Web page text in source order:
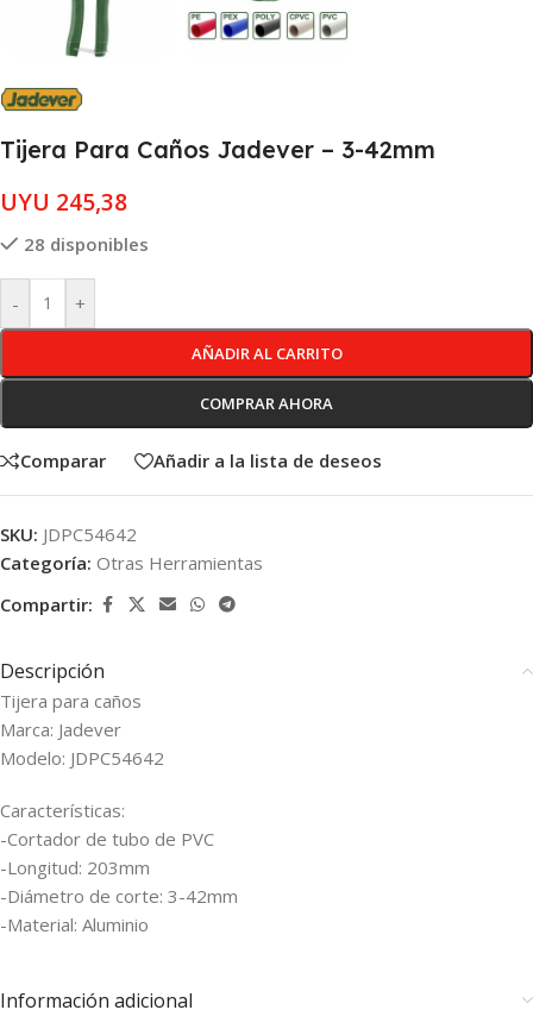
Tijera Para Caños Jadever – 3-42mm
UYU 245,38
28 disponibles
- +
AÑADIR AL CARRITO
COMPRAR AHORA
Comparar Añadir a la lista de deseos
SKU: JDPC54642
Categoría: Otras Herramientas
Compartir:
Descripción
Tijera para caños
Marca: Jadever
Modelo: JDPC54642
Características:
-Cortador de tubo de PVC
-Longitud: 203mm
-Diámetro de corte: 3-42mm
-Material: Aluminio
Información adicional